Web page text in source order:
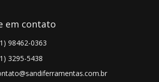
em contato
98462-0363
3295-5438